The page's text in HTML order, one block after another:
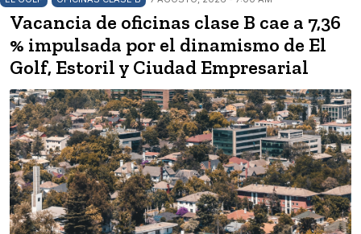
Vacancia de oficinas clase B cae a 7,36
% impulsada por el dinamismo de El
Golf, Estoril y Ciudad Empresarial